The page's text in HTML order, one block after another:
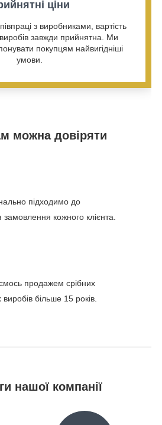
ціни
з виробниками, вартість
завжди прийнятна. Ми
покупцям найвигідніші
умови.
можна довіряти
підходимо до
замовлення кожного клієнта.
продажем срібних
більше 15 років.
нашої компанії